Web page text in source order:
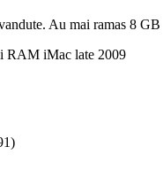
Au mai ramas 8 GB
RAM iMac late 2009